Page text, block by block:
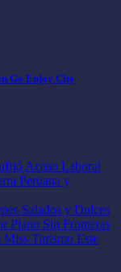
Go Enjoy City
Acoso Laboral
Peruana y
Salados y Dulces
Piano Sin Fronteras
Turismo Este